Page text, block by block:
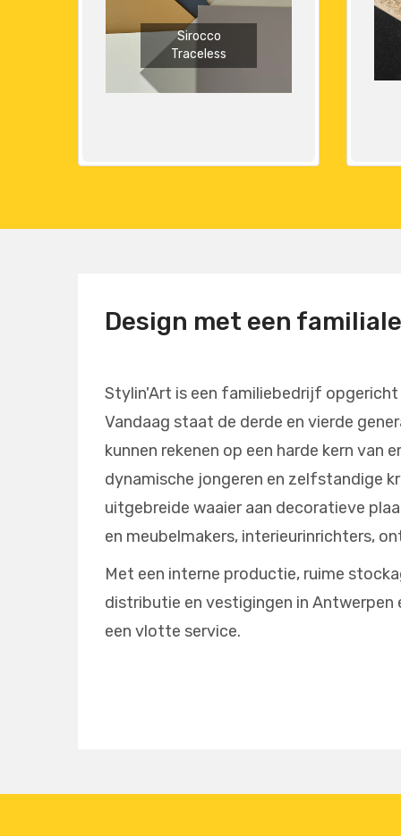
Sirocco
Traceless
Design met een
Stylin'Art is een familiebedrijf
Vandaag staat de derde en vierde
kunnen rekenen op een harde kern van
dynamische jongeren en zelfstandige
uitgebreide waaier aan decoratieve
en meubelmakers, interieurinrichters,
Met een interne productie, ruime
distributie en vestigingen in Antwerpen
een vlotte service.